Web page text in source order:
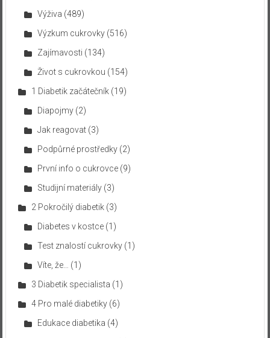
Výživa (489)
Výzkum cukrovky(516)
Zajímavosti (134)
Život s cukrovkou (154)
1 Diabetik začátečník(19)
Diapojmy(2)
Jak reagovat(3)
Podpůrné prostředky(2)
První info o cukrovce(9)
Studijní materiály(3)
2 Pokročilý diabetik(3)
Diabetes v kostce(1)
Test znalostí cukrovky(1)
Víte, že…
(1)
3 Diabetik specialista (1)
4 Pro malé diabetiky(6)
Edukace diabetika (4)